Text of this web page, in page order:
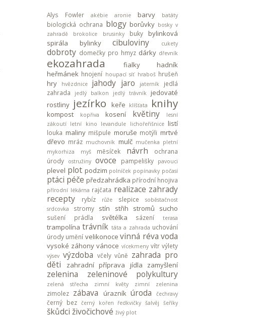
Alys Fowler akébie aronie barvy batáty
biologická ochrana blogy borůvky bosky v
zahradě
brokolice brusinky buky
bylinková
spirála
bylinky cibuloviny cukety
dobroty domečky pro hmyz dárky dřevník
ekozahrada fialky
hadník
heřmánek hnojení houpací síť hraboš hrušeň
hry hvězdnice jahody jaro jaterník
jedlá
zahrada
jedlý balkon jedlý trávník jedovaté
rostliny jezírko keře klíšťata knihy
kompost kopřiva kosení květiny
lesní
zákoutí letní kino levandule lichořeřišnice listí
louka maliny mišpule moruše motýli mrtvé
dřevo mráz muchovník mulč mučenka pletní
mykorhiza
myš měsíček návrh
ochrana
úrody
ostružiny ovoce pampelišky pavouci
plevel plot podzim polníček popínavky počasí
ptáci péče předzahrádka přírodní hnojiva
přírodní lékárna rajčata realizace zahrady
recepty
rybíz růže slepice
soběstačnost
srdcovka
stromy stín střih stromů sucho
sušení prádla světélka sázení terasa
trampolína trávník táta a zahrada uchování
úrody umění velikonoce vinná réva voda
vysoké záhony vánoce vícekmeny vítr výlety
výsev výzdoba včely vůně zahrada pro
děti
zahradní příprava jídla zamyšlení
zelenina zeleninové polykultury
zelená střecha zimní květy zimní zelenina
zimolez zábava úrazník úroda čechravy
černý bez černý kořen ředkvičky šalvěj šeříky
škůdci živočichové živý plot